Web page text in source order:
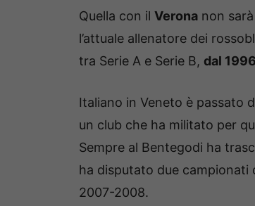
Quella con il Verona non
l’attuale allenatore dei
tra Serie A e Serie B, dal
Italiano in Veneto è passato
un club che ha militato per
Sempre al Bentegodi ha
ha disputato due campionati
2007-2008.